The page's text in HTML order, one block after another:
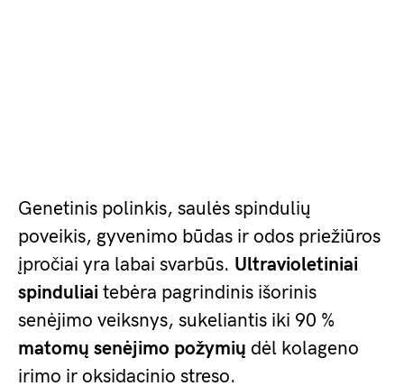
Genetinis polinkis, saulės spindulių
poveikis, gyvenimo būdas ir odos priežiūros
įpročiai yra labai svarbūs. Ultravioletiniai
spinduliai tebėra pagrindinis išorinis
senėjimo veiksnys, sukeliantis iki 90 %
matomų senėjimo požymių dėl kolageno
irimo ir oksidacinio streso.